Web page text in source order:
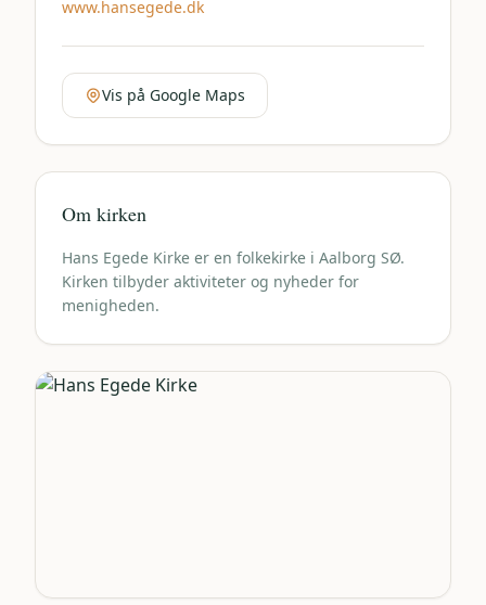
www.hansegede.dk
Vis på Google Maps
Om kirken
Hans Egede Kirke er en folkekirke i Aalborg SØ.
Kirken tilbyder aktiviteter og nyheder for
menigheden.